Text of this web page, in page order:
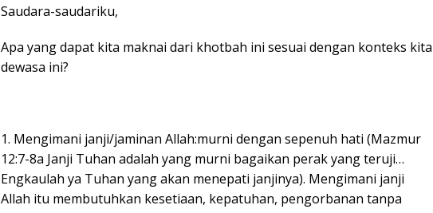
Saudara-saudariku,
Apa yang dapat kita maknai dari khotbah ini sesuai dengan konteks kita
dewasa ini?
1. Mengimani janji/jaminan Allah:murni dengan sepenuh hati (Mazmur
12:7-8a Janji Tuhan adalah yang murni bagaikan perak yang teruji…
Engkaulah ya Tuhan yang akan menepati janjinya). Mengimani janji
Allah itu membutuhkan kesetiaan, kepatuhan, pengorbanan tanpa